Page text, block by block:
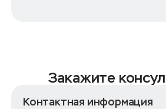
Закажите
Контактная информация